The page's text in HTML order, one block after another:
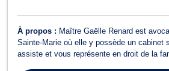
À propos : Maître Gaëlle Renard est
Sainte-Marie où elle y possède un cabinet
assiste et vous représente en droit de la